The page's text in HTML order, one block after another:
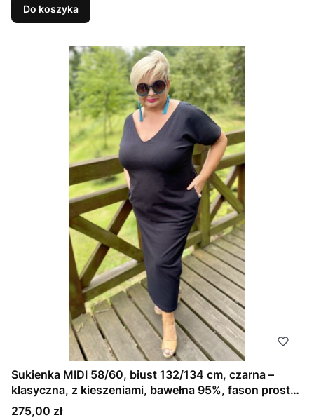
Do koszyka
Sukienka MIDI 58/60, biust 132/134 cm, czarna –
klasyczna, z kieszeniami, bawełna 95%, fason prosty,
klasyczny, podwójny dekolt V idealny na większy
Cena
275,00 zł